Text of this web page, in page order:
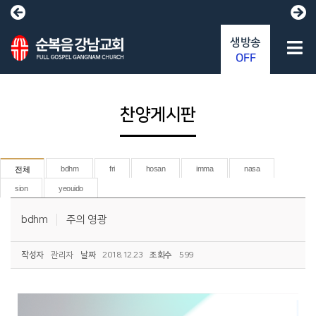
찬양게시판
전체 bdhm fri hosan imma nasa
sion yeouido
bdhm 주의 영광
작성자 관리자 날짜 2018.12.23 조회수 599
생방송
OFF